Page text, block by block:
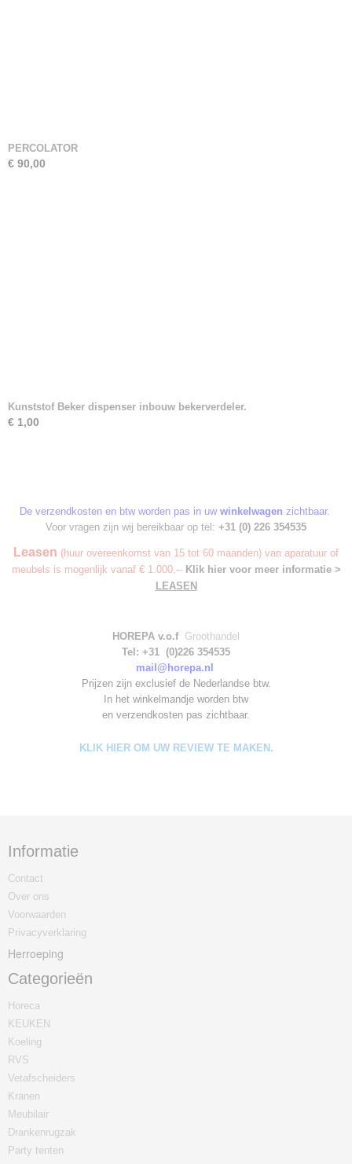
PERCOLATOR
€ 90,00
Kunststof Beker dispenser inbouw bekerverdeler.
€ 1,00
De verzendkosten en btw worden pas in uw winkelwagen zichtbaar.
Voor vragen zijn wij bereikbaar op tel: +31 (0) 226 354535
Leasen (huur overeenkomst van 15 tot 60 maanden) van aparatuur of
meubels is mogenlijk vanaf € 1.000,-- Klik hier voor meer informatie >
LEASEN
HOREPA v.o.f Groothandel
Tel: +31 (0)226 354535
mail@horepa.nl
Prijzen zijn exclusief de Nederlandse btw.
In het winkelmandje worden btw
en verzendkosten pas zichtbaar.
KLIK HIER OM UW REVIEW TE MAKEN.
Informatie
Contact
Over ons
Voorwaarden
Privacyverklaring
Herroeping
Categorieën
Horeca
KEUKEN
Koeling
RVS
Vetafscheiders
Kranen
Meubilair
Drankenrugzak
Party tenten